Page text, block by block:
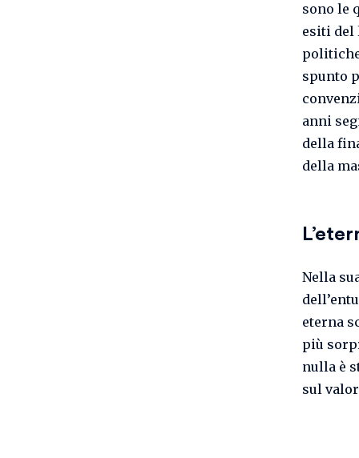
sono le
esiti del
spunto
anni
della
della
Nella
eterna
più
nulla è
sul